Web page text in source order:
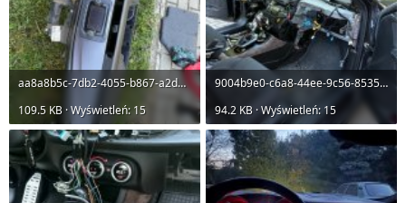
aa8a8b5c-7db2-4055-b867-a2d5cda3669a.jpg
109.5 KB · Wyświetleń: 15
9004b9e0-c6a8-44ee-9c56-853535d4ee34.jpg
94.2 KB · Wyświetleń: 15